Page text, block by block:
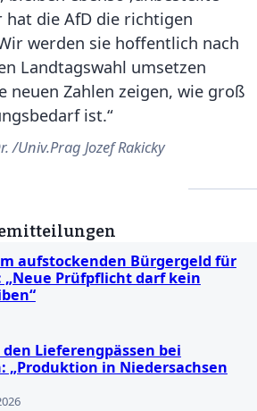
hat die AfD die richtigen
werden sie hoffentlich nach
Landtagswahl umsetzen
neuen Zahlen zeigen, wie groß
ist.“
/Univ.Prag Jozef Rakicky
aufstockenden Bürgergeld für
„Neue Prüfpflicht darf kein
den Lieferengpässen bei
„Produktion in Niedersachsen